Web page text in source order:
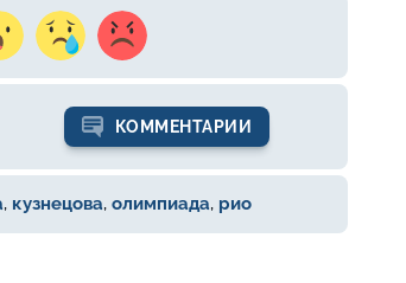
КОММЕНТАРИИ
, кузнецова, олимпиада, рио